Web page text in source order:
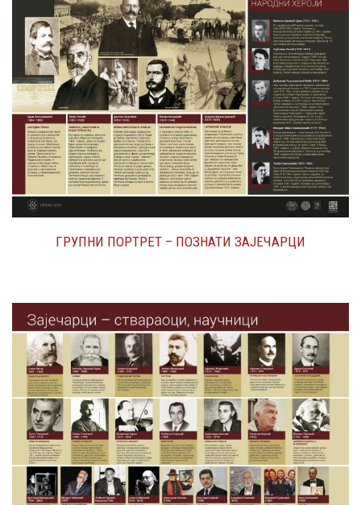
ГРУПНИ ПОРТРЕТ – ПОЗНАТИ ЗАЈЕЧАРЦИ